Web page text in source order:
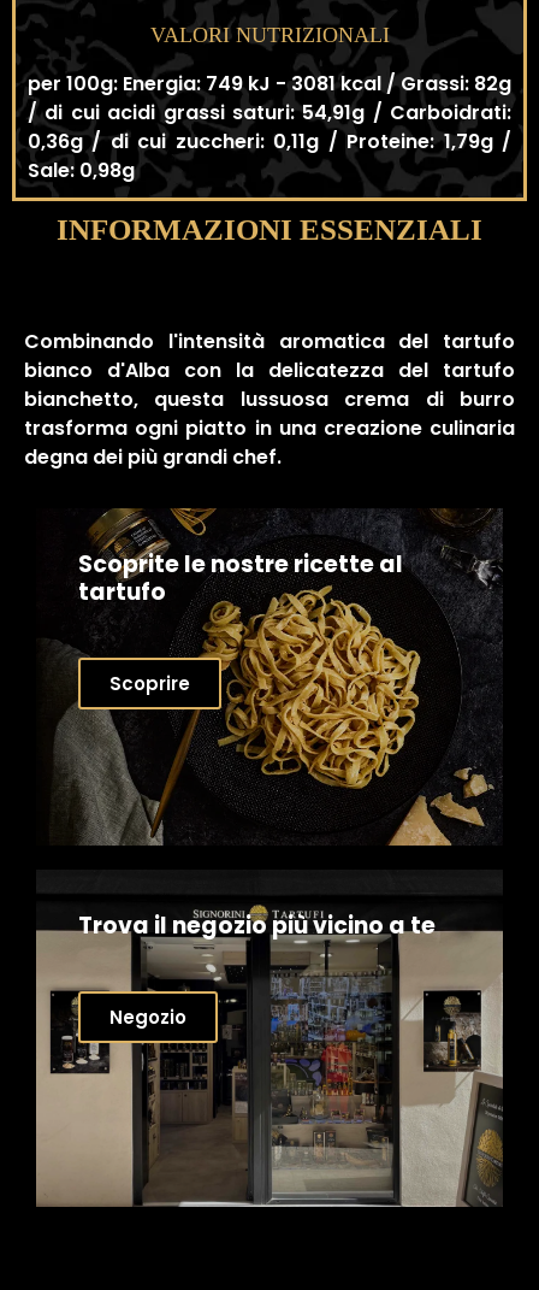
VALORI NUTRIZIONALI
per 100g: Energia: 749 kJ - 3081 kcal / Grassi: 82g
/ di cui acidi grassi saturi: 54,91g / Carboidrati:
0,36g / di cui zuccheri: 0,11g / Proteine: 1,79g /
Sale: 0,98g
INFORMAZIONI ESSENZIALI
Combinando l'intensità aromatica del tartufo
bianco d'Alba con la delicatezza del tartufo
bianchetto, questa lussuosa crema di burro
trasforma ogni piatto in una creazione culinaria
degna dei più grandi chef.
Scoprite le nostre ricette al
tartufo
Scoprire
Trova il negozio più vicino a te
Negozio